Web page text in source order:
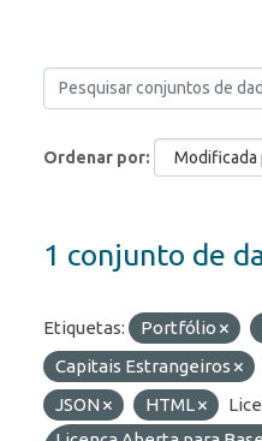
Ordenar por
1 conjunto de
Etiquetas: Portfólio
Capitais Estrangeiros
JSON
HTML